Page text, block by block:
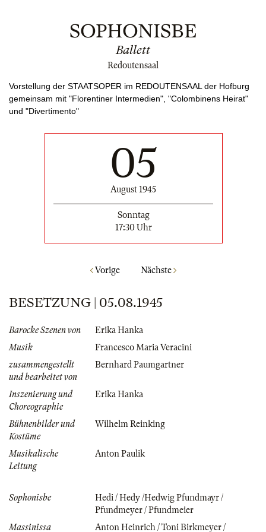
SOPHONISBE
Ballett
Redoutensaal
Vorstellung der STAATSOPER im REDOUTENSAAL der Hofburg
gemeinsam mit "Florentiner Intermedien", "Colombinens Heirat"
und "Divertimento"
05
August 1945
Sonntag
17:30 Uhr
Vorige Nächste
BESETZUNG | 05.08.1945
Barocke Szenen von
Erika Hanka
Musik
Francesco Maria Veracini
zusammengestellt
und bearbeitet von
Bernhard Paumgartner
Inszenierung und
Choreographie
Erika Hanka
Bühnenbilder und
Kostüme
Wilhelm Reinking
Musikalische
Leitung
Anton Paulik
Sophonisbe
Hedi / Hedy /Hedwig Pfundmayr /
Pfundmeyer / Pfundmeier
Massinissa
Anton Heinrich / Toni Birkmeyer /